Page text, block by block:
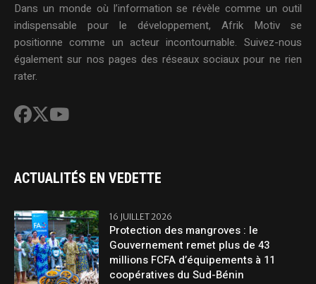
Dans un monde où l’information se révèle comme un outil
indispensable pour le développement, Afrik Motiv se
positionne comme un acteur incontournable. Suivez-nous
également sur nos pages des réseaux sociaux pour ne rien
rater.
ACTUALITÉS EN VEDETTE
16 JUILLET 2026
Protection des mangroves : le
Gouvernement remet plus de 43
millions FCFA d’équipements à 11
coopératives du Sud-Bénin